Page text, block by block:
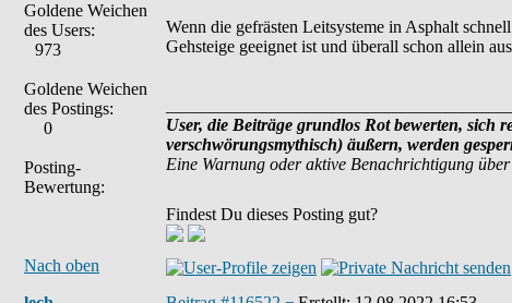
Goldene Weichen
des Users:
973
Goldene Weichen
des Postings:
0
Posting-
Bewertung:
Wenn die gefrästen Leitsysteme in Asphalt
Gehsteige geeignet ist und überall schon allein
User, die Beiträge grundlos Rot bewerten, sich
verschwörungsmythisch) äußern, werden
Eine Warnung oder aktive Benachrichtigung
Findest Du dieses Posting gut?
Nach oben